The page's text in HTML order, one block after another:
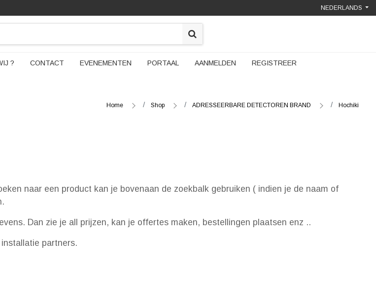
NEDERLANDS
? CONTACT EVENEMENTEN PORTAAL AANMELDEN REGISTREER
Home Shop ADRESSEERBARE DETECTOREN BRAND Hochiki
naar een product kan je bovenaan de zoekbalk gebruiken ( indien je de naam of
Dan zie je all prijzen, kan je offertes maken, bestellingen plaatsen enz ..
partners.